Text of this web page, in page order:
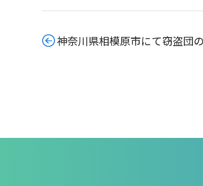
神奈川県相模原市にて窃盗団